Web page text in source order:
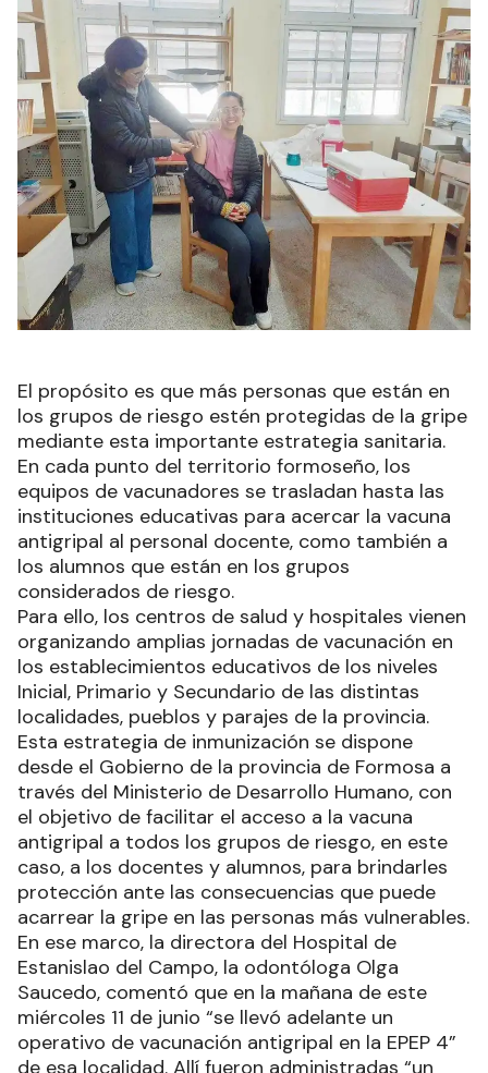
El propósito es que más personas que están en
los grupos de riesgo estén protegidas de la gripe
mediante esta importante estrategia sanitaria.
En cada punto del territorio formoseño, los
equipos de vacunadores se trasladan hasta las
instituciones educativas para acercar la vacuna
antigripal al personal docente, como también a
los alumnos que están en los grupos
considerados de riesgo.
Para ello, los centros de salud y hospitales vienen
organizando amplias jornadas de vacunación en
los establecimientos educativos de los niveles
Inicial, Primario y Secundario de las distintas
localidades, pueblos y parajes de la provincia.
Esta estrategia de inmunización se dispone
desde el Gobierno de la provincia de Formosa a
través del Ministerio de Desarrollo Humano, con
el objetivo de facilitar el acceso a la vacuna
antigripal a todos los grupos de riesgo, en este
caso, a los docentes y alumnos, para brindarles
protección ante las consecuencias que puede
acarrear la gripe en las personas más vulnerables.
En ese marco, la directora del Hospital de
Estanislao del Campo, la odontóloga Olga
Saucedo, comentó que en la mañana de este
miércoles 11 de junio “se llevó adelante un
operativo de vacunación antigripal en la EPEP 4”
de esa localidad. Allí fueron administradas “un